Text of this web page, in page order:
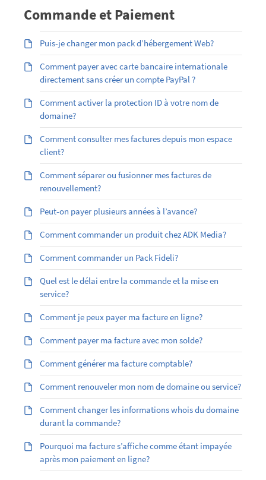
Commande et Paiement
Puis-je changer mon pack d’hébergement Web?
Comment payer avec carte bancaire internationale
directement sans créer un compte PayPal ?
Comment activer la protection ID à votre nom de
domaine?
Comment consulter mes factures depuis mon espace
client?
Comment séparer ou fusionner mes factures de
renouvellement?
Peut-on payer plusieurs années à l’avance?
Comment commander un produit chez ADK Media?
Comment commander un Pack Fideli?
Quel est le délai entre la commande et la mise en
service?
Comment je peux payer ma facture en ligne?
Comment payer ma facture avec mon solde?
Comment générer ma facture comptable?
Comment renouveler mon nom de domaine ou service?
Comment changer les informations whois du domaine
durant la commande?
Pourquoi ma facture s’affiche comme étant impayée
après mon paiement en ligne?